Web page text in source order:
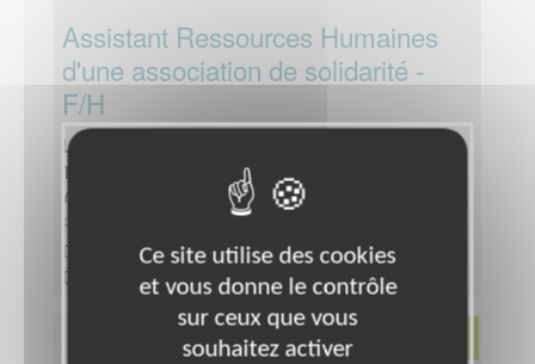
Assistant Ressources Humaines
d'une association de solidarité -
F/H
Lieu :
Ressources Humaines
Association :
Fédération départementale des Foyers
Ruraux
Date :
du 01/10/2026 au 01/07/2029
Disponibilité demandée :A minima 1 jour par
Ce site utilise des cookies
et vous donne le contrôle
sur ceux que vous
souhaitez activer